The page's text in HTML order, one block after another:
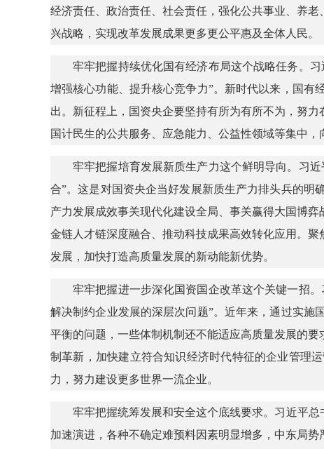
经济责任、政治责任、社会责任，强化公共事业、养
兴战略，实现改革发展成果更多更公平惠及全体人民。
牢牢把握持续优化国有经济布局这个战略任务。
增强核心功能、提升核心竞争力”。新时代以来，国有
出。新征程上，国资央企要坚持有所为有所不为，努
国计民生的公共服务、应急能力、公益性领域等集中
牢牢把握培育发展新质生产力这个鲜明导向。习
合”。这是对国资央企当好发展新质生产力排头兵的明
产力发展成效事关现代化建设全局、事关赢得大国博
金链人才链深度融合、推动科技成果高效转化应用。
发展，加快打造高质量发展的新动能新优势。
牢牢把握进一步深化国资国企改革这个关键一招
解决制约企业发展的深层次问题”。近年来，通过实施
平衡的问题，一些体制机制还不能适应高质量发展的
制革新，加快建立符合知识经济时代特征的企业管理
力，努力建设更多世界一流企业。
牢牢把握统筹发展和安全这个底线要求。习近平
加速演进，各种不确定难预料因素明显增多，中东局